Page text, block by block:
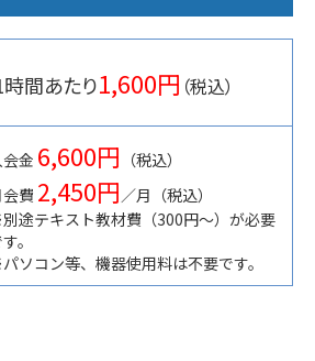
時間あたり1,600円 （税込）
会金 6,600円 （税込）
会費 2,450円 ／月（税込）
途テキスト教材費（300円〜）が必要
。
ソコン等、機器使用料は不要です。